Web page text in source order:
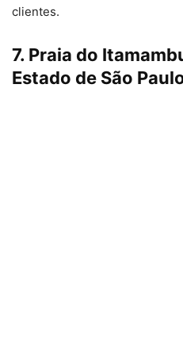
clientes.
7. Praia do
Estado de São